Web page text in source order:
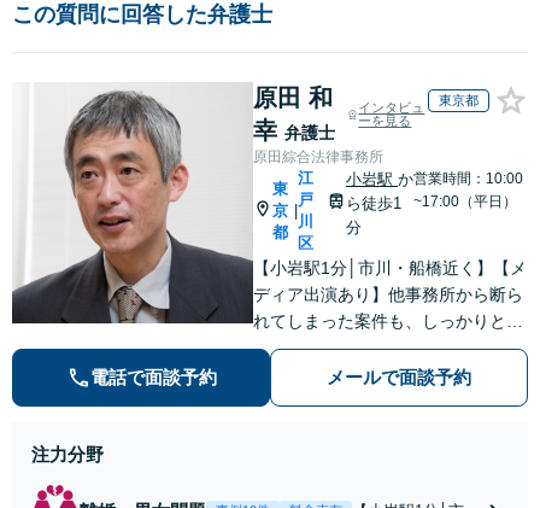
この質問に回答した弁護士
原田 和
幸 弁護士
インタビュ
ーを見る
東京都
原田綜合法律事務所
東
京
都
江
戸
川
区
小岩駅か
ら徒歩1
分
営業時間：10:00
~17:00（平日）
【小岩駅1分│市川・船橋近く】【メ
ディア出演あり】他事務所から断ら
れてしまった案件も、しっかりと面
談し、法的アドバイスをいたします
【解決実績約1000件】豊富な離婚調
停・裁判実績あり【不動産業界出
電話で面談予約 メールで面談予約
注力分野